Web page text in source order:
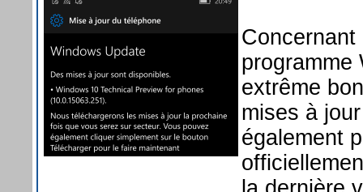
programme
extrême
mises à
également